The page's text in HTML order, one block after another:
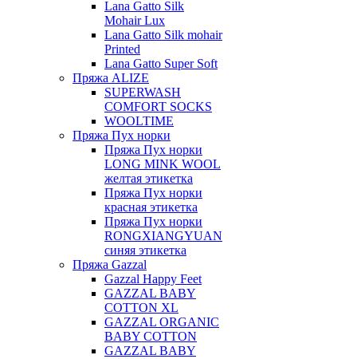
Lana Gatto Silk
Mohair Lux
Lana Gatto Silk mohair
Printed
Lana Gatto Super Soft
Пряжа ALIZE
SUPERWASH
COMFORT SOCKS
WOOLTIME
Пряжа Пух норки
Пряжа Пух норки
LONG MINK WOOL
желтая этикетка
Пряжа Пух норки
красная этикетка
Пряжа Пух норки
RONGXIANGYUAN
синяя этикетка
Пряжа Gazzal
Gazzal Happy Feet
GAZZAL BABY
COTTON XL
GAZZAL ORGANIC
BABY COTTON
GAZZAL BABY